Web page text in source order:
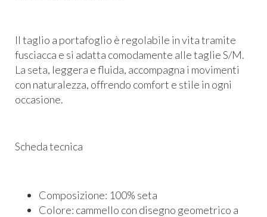
Il taglio a portafoglio è regolabile in vita tramite
fusciacca e si adatta comodamente alle taglie S/M.
La seta, leggera e fluida, accompagna i movimenti
con naturalezza, offrendo comfort e stile in ogni
occasione.
Scheda tecnica
Composizione: 100% seta
Colore: cammello con disegno geometrico a